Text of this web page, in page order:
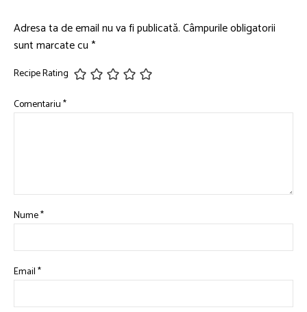
Adresa ta de email nu va fi publicată.Câmpurile obligatorii
sunt marcate cu*
Recipe Rating
Comentariu*
Nume*
Email*